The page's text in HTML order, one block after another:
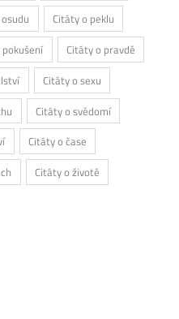
Citáty o peklu
Citáty o pravdě
Citáty o sexu
Citáty o svědomí
Citáty o čase
Citáty o životě